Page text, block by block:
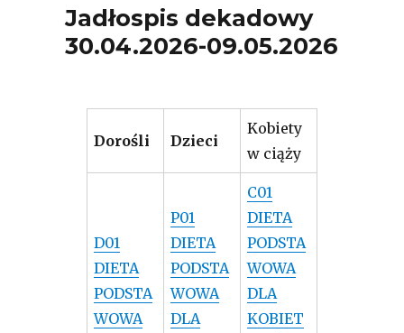
Jadłospis dekadowy
30.04.2026-09.05.2026
Dorośli Dzieci
Kobiety
w ciąży
D01
DIETA
PODSTA
WOWA
P01
DIETA
PODSTA
WOWA
DLA
C01
DIETA
PODSTA
WOWA
DLA
KOBIET